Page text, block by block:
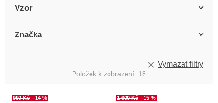
Vzor
Značka
Vymazat filtry
Položek k zobrazení: 18
990 Kč –14 % 1 600 Kč –15 %